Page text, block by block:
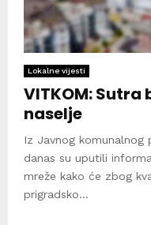
Lokalne vijesti
VITKOM:
naselje
Iz Javnog komunalnog
danas su uputili
mreže kako će zbog
prigradsko...